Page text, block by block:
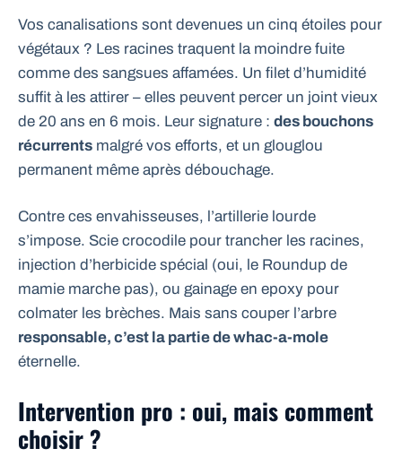
Vos canalisations sont devenues un cinq étoiles pour
végétaux ? Les racines traquent la moindre fuite
comme des sangsues affamées. Un filet d’humidité
suffit à les attirer – elles peuvent percer un joint vieux
de 20 ans en 6 mois. Leur signature : des bouchons
récurrents malgré vos efforts, et un glouglou
permanent même après débouchage.
Contre ces envahisseuses, l’artillerie lourde
s’impose. Scie crocodile pour trancher les racines,
injection d’herbicide spécial (oui, le Roundup de
mamie marche pas), ou gainage en epoxy pour
colmater les brèches. Mais sans couper l’arbre
responsable, c’est la partie de whac-a-mole
éternelle.
Intervention pro : oui, mais comment
choisir ?